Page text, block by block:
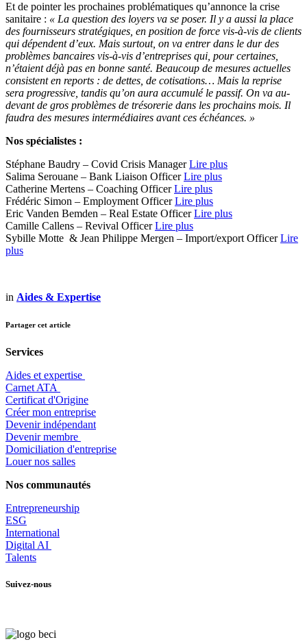
Et de pointer les prochaines problématiques qu’annonce la crise
sanitaire : « La question des loyers va se poser. Il y a aussi la place
des fournisseurs stratégiques, en position de force vis-à-vis de clients
qui dépendent d’eux. Mais surtout, on va entrer dans le dur des
problèmes bancaires vis-à-vis d’entreprises qui, pour certaines,
n’étaient déjà pas en bonne santé. Beaucoup de mesures actuelles
consistent en reports : de dettes, de cotisations… Mais la reprise
sera progressive, tandis qu’on aura accumulé le passif. On va au-
devant de gros problèmes de trésorerie dans les prochains mois. Il
faudra des mesures intermédiaires avant ces échéances. »
Nos spécialistes :
Stéphane Baudry – Covid Crisis ManagerLire plus
Salima Serouane – Bank Liaison OfficerLire plus
Catherine Mertens – Coaching OfficerLire plus
Frédéric Simon – Employment OfficerLire plus
Eric Vanden Bemden – Real Estate OfficerLire plus
Camille Callens – Revival OfficerLire plus
Sybille Motte & Jean Philippe Mergen – Import/export OfficerLire
plus
in Aides & Expertise
Partager cet article
Services
Aides et expertise
​Carnet ATA
Certificat d'Origine
Créer mon entreprise
Devenir indépendant
Devenir membre
​Domiciliation d'entreprise
Louer nos salles
Nos communautés
Entrepreneurship
ESG
International
Digital AI
Talents
Suivez-nous